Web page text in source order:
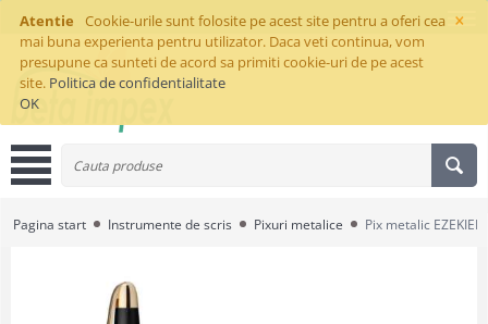
×
Atentie
Cookie-urile sunt folosite pe acest site pentru a oferi cea
mai buna experienta pentru utilizator. Daca veti continua, vom
presupune ca sunteti de acord sa primiti cookie-uri de pe acest
site. Politica de confidentialitate
OK
Pagina start Instrumente de scris Pixuri metalice Pix metalic EZEKIEL